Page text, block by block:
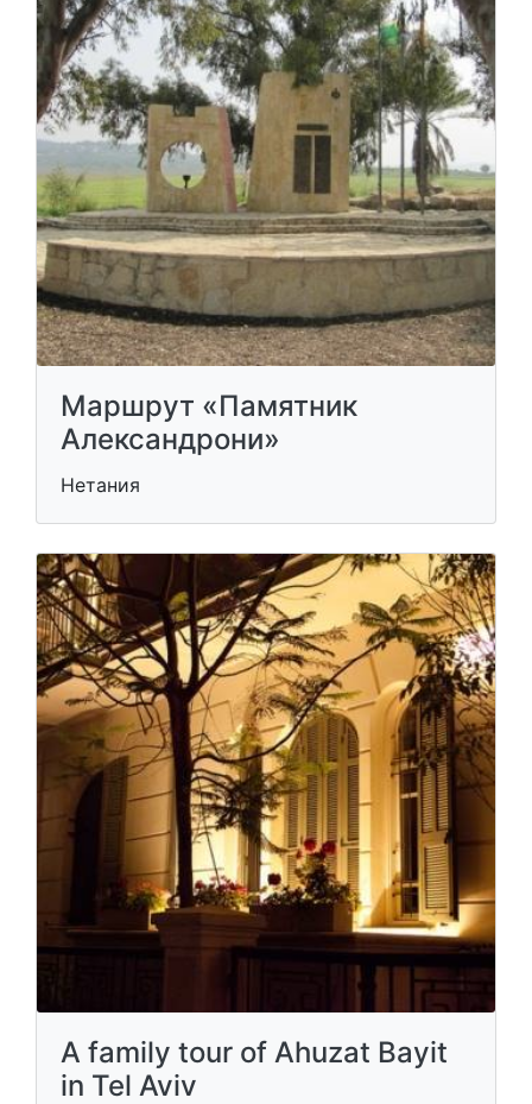
Маршрут «Памятник
Александрони»
Нетания
A family tour of Ahuzat Bayit
in Tel Aviv